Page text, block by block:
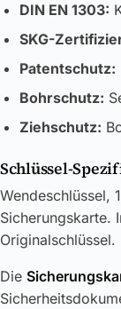
DIN EN 1303:
SKG-
Patentschutz:
Bohrschutz:
Ziehschutz:
Schlüssel-
Wendeschlüssel,
Sicherungskarte.
Originalschlüssel.
Die